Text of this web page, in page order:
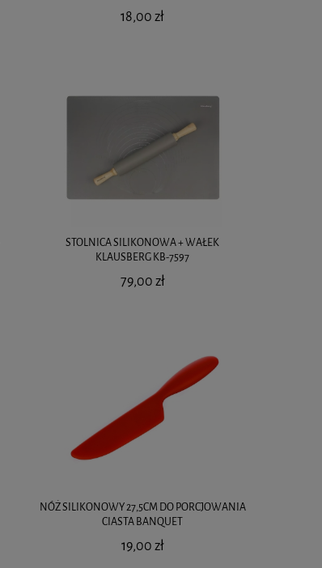
18,00 zł
STOLNICA SILIKONOWA + WAŁEK
KLAUSBERG KB-7597
79,00 zł
NÓŻ SILIKONOWY 27,5CM DO PORCJOWANIA
CIASTA BANQUET
19,00 zł